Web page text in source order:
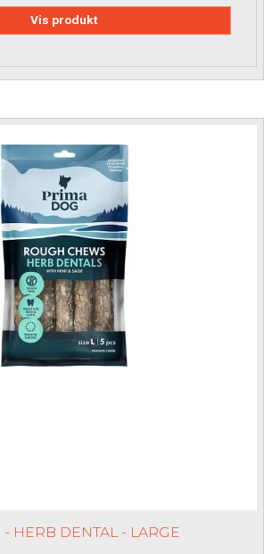
Vis produkt
HERB DENTAL - LARGE